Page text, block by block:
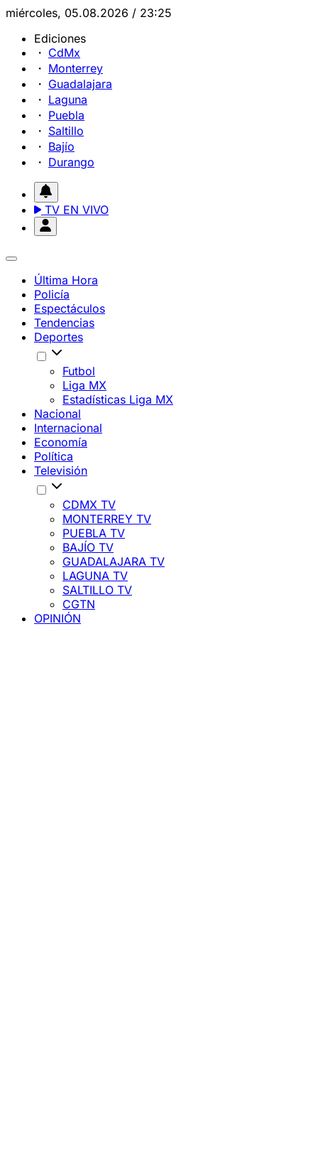
miércoles, 05.08.2026 / 23:25
Ediciones
CdMx
Monterrey
Guadalajara
Laguna
Puebla
Saltillo
Bajío
Durango
TV EN VIVO
Última Hora
Policía
Espectáculos
Tendencias
Deportes
Futbol
Liga MX
Estadísticas Liga MX
Nacional
Internacional
Economía
Política
Televisión
CDMX TV
MONTERREY TV
PUEBLA TV
BAJÍO TV
GUADALAJARA TV
LAGUNA TV
SALTILLO TV
CGTN
OPINIÓN